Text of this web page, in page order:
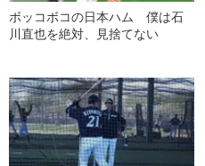
ボッコボコの日本ハム 僕は石
川直也を絶対、見捨てない